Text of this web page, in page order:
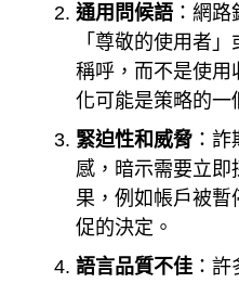
通用問候語 ：網
「尊敬的使用者
稱呼，而不是使用
化可能是策略的一
緊迫性和威脅 ：
感，暗示需要立即
果，例如帳戶被暫
促的決定。
語言品質不佳 ：